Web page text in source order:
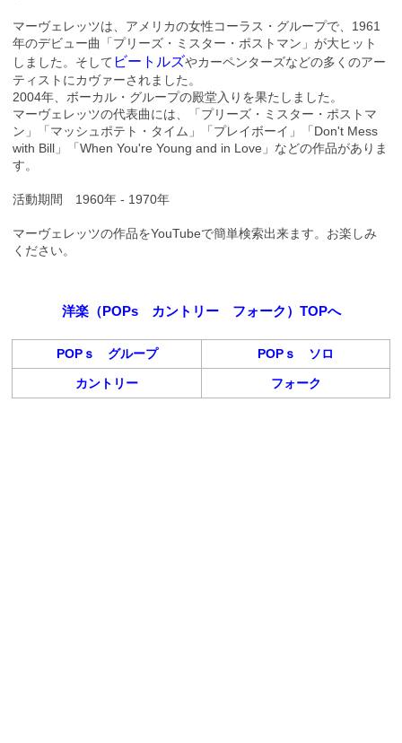
マーヴェレッツは、アメリカの女性コーラス・グループで、1961
年のデビュー曲「プリーズ・ミスター・ポストマン」が大ヒット
しました。そして ビートルズやカーペンターズなどの多くのアー
ティストにカヴァーされました。
2004年、ボーカル・グループの殿堂入りを果たしました。
マーヴェレッツの代表曲には、「プリーズ・ミスター・ポストマ
ン」「マッシュポテト・タイム」「プレイボーイ」「Don't Mess
with Bill」「When You're Young and in Love」などの作品がありま
す。
活動期間 1960年 - 1970年
マーヴェレッツの作品をYouTubeで簡単検索出来ます。お楽しみ
ください。
洋楽（POPs カントリー フォーク）TOPへ
POPｓ グループ POPｓ ソロ
カントリー フォーク